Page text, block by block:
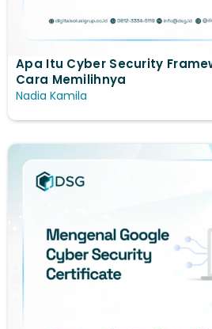
Apa Itu Cyber Security
Cara Memilihnya
Nadia Kamila